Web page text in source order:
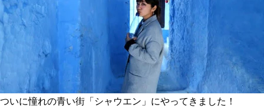
ついに憧れの青い街「シャウエン」にやってきました！